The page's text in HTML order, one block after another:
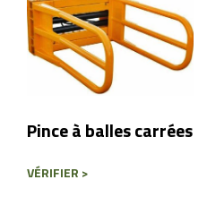
Pince à balles carrées
VÉRIFIER >